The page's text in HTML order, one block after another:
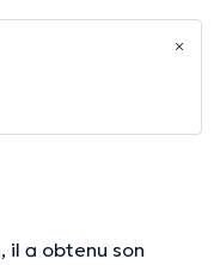
a obtenu son